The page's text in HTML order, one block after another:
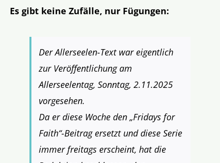
Es gibt keine Zufälle, nur Fügungen:
Der Allerseelen-Text war eigentlich
zur Veröffentlichung am
Allerseelentag, Sonntag, 2.11.2025
vorgesehen.
Da er diese Woche den „Fridays for
Faith“-Beitrag ersetzt und diese Serie
immer freitags erscheint, hat die